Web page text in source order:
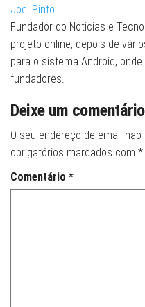
Joel Pinto
Fundador do Noticias e
projeto online, depois de
para o sistema Android,
fundadores.
Deixe um comentário
O seu endereço de email não
obrigatórios marcados com *
Comentário *